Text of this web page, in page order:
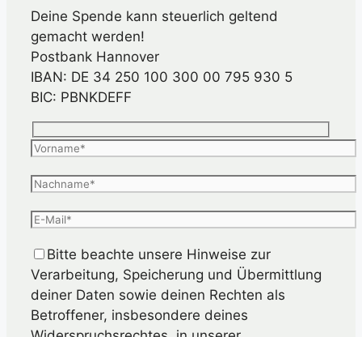
Deine Spende kann steuerlich geltend
gemacht werden!
Postbank Hannover
IBAN: DE 34 250 100 300 00 795 930 5
BIC: PBNKDEFF
Bitte beachte unsere Hinweise zur
Verarbeitung, Speicherung und Übermittlung
deiner Daten sowie deinen Rechten als
Betroffener, insbesondere deines